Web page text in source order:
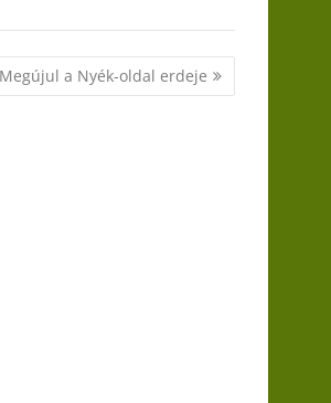
Megújul a Nyék-oldal erdeje